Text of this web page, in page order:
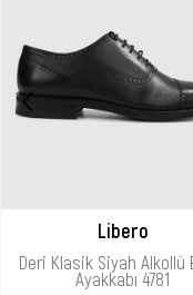
Libero
Deri Klasik Siyah Alkollü
Ayakkabı 4781